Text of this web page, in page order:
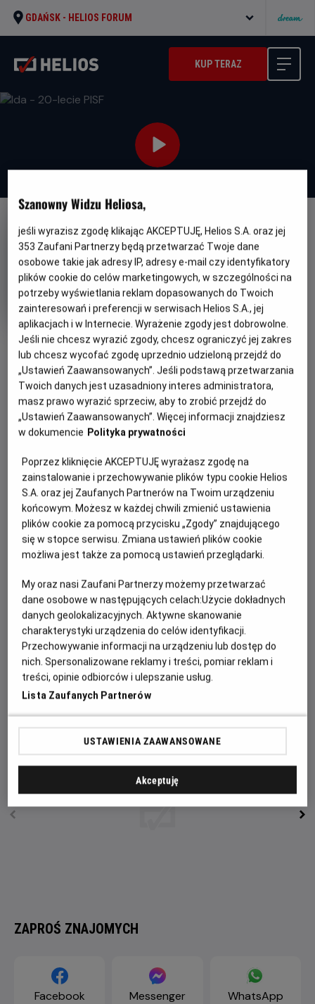
GDAŃSK - HELIOS FORUM
KUP TERAZ
FILM POLSKI
OBSERWUJ
Ida - 20-lecie PISF
Oryginalny
tytuł
Ida Gatunek
Dramat
Minimalny
wiek
Od 15 lat
Czas
trwania
82 min
Kraj
i
rok
produkcji
Dania, Polska
PREMIERA
25 października 2013
REŻYSERIA SCENARIUSZ
Lenkiewicz
OBSADA
Agata Kulesza, Dawid Ogrodnik, Agata Trzebuchowska
WIĘCEJ SZCZEGÓŁÓW
OPIS FILMU
Polska. Rok 1962. Anna jest w nowicjacie, jako sierota
umieszczona w klasztorze pod opieką zakonnic. Matka
przełożona namawia ją, by przed święceniami odwiedziła
swoją ciotkę, jedyną żyjącą krewną. Ciotka opowiada Annie
o losach rodziny. Wyznaje, że Anna jest Żydówką. Decydują
się pojechać do miejscowości, gdzie przed wojną mieszkali
przechowywana przez polskich sąsiadów, ale Wanda
podejrzewa, że zostali przez niego zabici. W ich rodzinnym
domu mieszka teraz syn sąsiada, Feliks. Wandzie udaje się
wydobyć od niego informacje o ojcu. Kobiety odnajdują
mężczyznę w szpitalu. Wanda przepytuje go, ale załamuje
się przy pytaniu o małego chłopca, imieniem Tadzio. Anna
domyśla się, że chodzi o chłopca ze zdjęcia i że jest on
synem Wandy...
ZAPROŚ ZNAJOMYCH
Facebook Messenger WhatsApp
Szanowny Widzu Heliosa,
jeśli wyrazisz zgodę klikając AKCEPTUJĘ, Helios S.A. oraz jej
353 Zaufani Partnerzy będą przetwarzać Twoje dane
osobowe takie jak adresy IP, adresy e-mail czy identyfikatory
plików cookie do celów marketingowych, w szczególności na
potrzeby wyświetlania reklam dopasowanych do Twoich
zainteresowań i preferencji w serwisach Helios S.A., jej
aplikacjach i w Internecie. Wyrażenie zgody jest dobrowolne.
Jeśli nie chcesz wyrazić zgody, chcesz ograniczyć jej zakres
lub chcesz wycofać zgodę uprzednio udzieloną przejdź do
„Ustawień Zaawansowanych”. Jeśli podstawą przetwarzania
Twoich danych jest uzasadniony interes administratora,
masz prawo wyrazić sprzeciw, aby to zrobić przejdź do
„Ustawień Zaawansowanych”. Więcej informacji znajdziesz
w dokumencie Polityka prywatności
Poprzez kliknięcie AKCEPTUJĘ wyrażasz zgodę na
zainstalowanie i przechowywanie plików typu cookie Helios
S.A. oraz jej Zaufanych Partnerów na Twoim urządzeniu
końcowym. Możesz w każdej chwili zmienić ustawienia
plików cookie za pomocą przycisku „Zgody” znajdującego
się w stopce serwisu. Zmiana ustawień plików cookie
możliwa jest także za pomocą ustawień przeglądarki.
My oraz nasi Zaufani Partnerzy możemy przetwarzać
dane osobowe w następujących celach:Użycie dokładnych
danych geolokalizacyjnych. Aktywne skanowanie
charakterystyki urządzenia do celów identyfikacji.
Przechowywanie informacji na urządzeniu lub dostęp do
nich. Spersonalizowane reklamy i treści, pomiar reklam i
treści, opinie odbiorców i ulepszanie usług.
Lista Zaufanych Partnerów
USTAWIENIA ZAAWANSOWANE
Akceptuję